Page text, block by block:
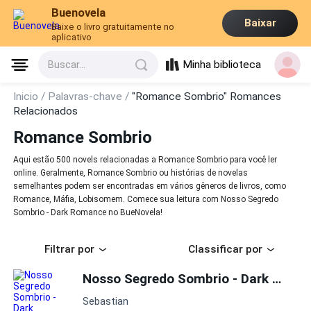
Buenovela
Baixe o livro gratuitamente no
aplicativo
Baixar
Buscar... Minha biblioteca
Inicio / Palavras-chave /"Romance Sombrio" Romances
Relacionados
Romance Sombrio
Aqui estão 500 novels relacionadas a Romance Sombrio para você ler
online. Geralmente, Romance Sombrio ou histórias de novelas
semelhantes podem ser encontradas em vários gêneros de livros, como
Romance, Máfia, Lobisomem. Comece sua leitura com Nosso Segredo
Sombrio - Dark Romance no BueNovela!
Filtrar por Classificar por
Nosso Segredo Sombrio - Dark Romance
Sebastian